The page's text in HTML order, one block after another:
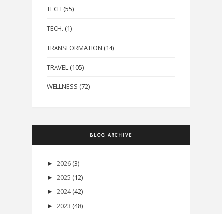
TECH (55)
TECH. (1)
TRANSFORMATION (14)
TRAVEL (105)
WELLNESS (72)
BLOG ARCHIVE
► 2026 (3)
► 2025 (12)
► 2024 (42)
► 2023 (48)